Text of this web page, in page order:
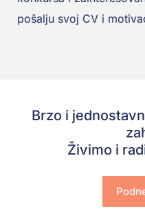
pošalju svoj CV i
Brzo i
Živimo i